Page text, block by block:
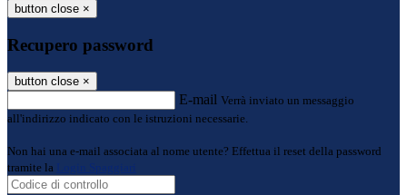
button close ×
Recupero password
button close ×
E-mail Verrà inviato un messaggio
all'indirizzo indicato con le istruzioni necessarie.
Non hai una e-mail associata al nome utente? Effettua il reset della password
tramite la
Login Spaggiari